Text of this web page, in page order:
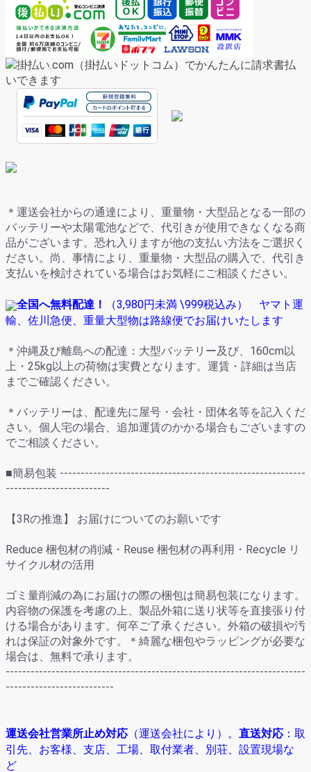
＊運送会社からの通達により、重量物・大型品となる一部の
バッテリーや太陽電池などで、代引きが使用できなくなる商
品がございます。恐れ入りますが他の支払い方法をご選択く
ださい。尚、事情により、重量物・大型品の購入で、代引き
支払いを検討されている場合はお気軽にご相談ください。
全国へ無料配達！ （3,980円未満 \999税込み） ヤマト運
輸、佐川急便、重量大型物は路線便でお届けいたします
＊沖縄及び離島への配達：大型バッテリー及び、160cm以
上・25kg以上の荷物は実費となります。運賃・詳細は当店
までご確認ください。
＊バッテリーは、配達先に屋号・会社・団体名等を記入くだ
さい。個人宅の場合、追加運賃のかかる場合もございますの
でご相談ください。
■簡易包装 -----------------------------------------------------------
-------------------------
【3Rの推進】 お届けについてのお願いです
Reduce 梱包材の削減・Reuse 梱包材の再利用・Recycle リ
サイクル材の活用
ゴミ量削減の為にお届けの際の梱包は簡易包装になります。
内容物の保護を考慮の上、製品外箱に送り状等を直接張り付
ける場合があります。何卒ご了承ください。外箱の破損や汚
れは保証の対象外です。＊綺麗な梱包やラッピングが必要な
場合は、無料で承ります。
------------------------------------------------------------------------
--------------------------
運送会社営業所止め対応 （運送会社により） 。 直送対応 ：取
引先、お客様、支店、工場、取付業者、別荘、設置現場な
ど